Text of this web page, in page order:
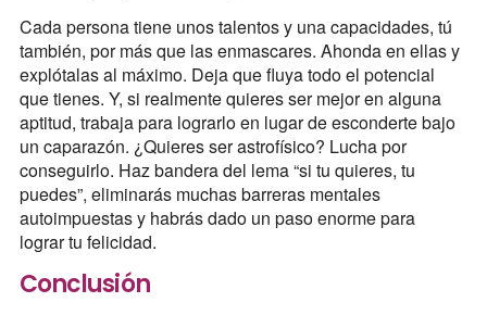
Cada persona tiene unos talentos y una capacidades, tú
también, por más que las enmascares. Ahonda en ellas y
explótalas al máximo. Deja que fluya todo el potencial
que tienes. Y, si realmente quieres ser mejor en alguna
aptitud, trabaja para lograrlo en lugar de esconderte bajo
un caparazón. ¿Quieres ser astrofísico? Lucha por
conseguirlo. Haz bandera del lema “si tu quieres, tu
puedes”, eliminarás muchas barreras mentales
autoimpuestas y habrás dado un paso enorme para
lograr tu felicidad.
Conclusión